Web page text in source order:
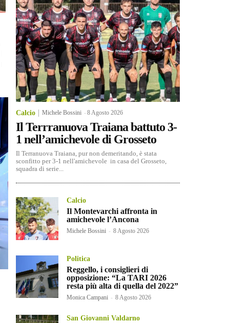
Calcio Michele Bossini -8 Agosto 2026
Il Terrranuova Traiana battuto 3-
1 nell’amichevole di Grosseto
Il Terranuova Traiana, pur non demeritando, è stata
sconfitto per 3-1 nell'amichevole in casa del Grosseto,
squadra di serie...
Calcio
Il Montevarchi affronta in
amichevole l’Ancona
Michele Bossini - 8 Agosto 2026
Politica
Reggello, i consiglieri di
opposizione: “La TARI 2026
resta più alta di quella del 2022”
Monica Campani - 8 Agosto 2026
San Giovanni Valdarno